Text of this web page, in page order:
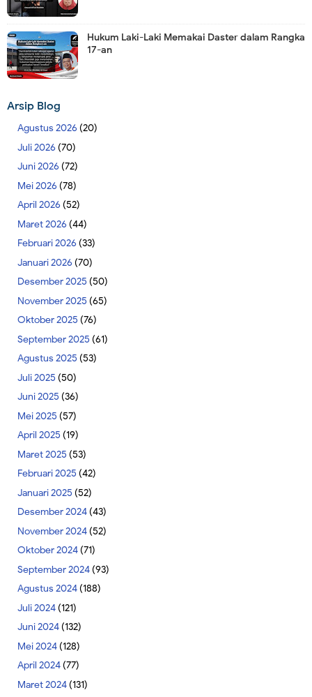
Hukum Laki-Laki Memakai Daster dalam Rangka
17-an
Arsip Blog
Agustus 2026 (20)
Juli 2026 (70)
Juni 2026 (72)
Mei 2026 (78)
April 2026 (52)
Maret 2026 (44)
Februari 2026 (33)
Januari 2026 (70)
Desember 2025 (50)
November 2025 (65)
Oktober 2025 (76)
September 2025 (61)
Agustus 2025 (53)
Juli 2025 (50)
Juni 2025 (36)
Mei 2025 (57)
April 2025 (19)
Maret 2025 (53)
Februari 2025 (42)
Januari 2025 (52)
Desember 2024(43)
November 2024(52)
Oktober 2024(71)
September 2024(93)
Agustus 2024(188)
Juli 2024(121)
Juni 2024(132)
Mei 2024(128)
April 2024(77)
Maret 2024(131)